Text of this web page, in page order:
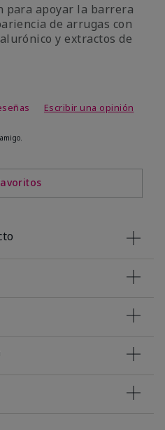
para apoyar la barrera
de arrugas con
y extractos de
3,2 de 5Escribir una opinión